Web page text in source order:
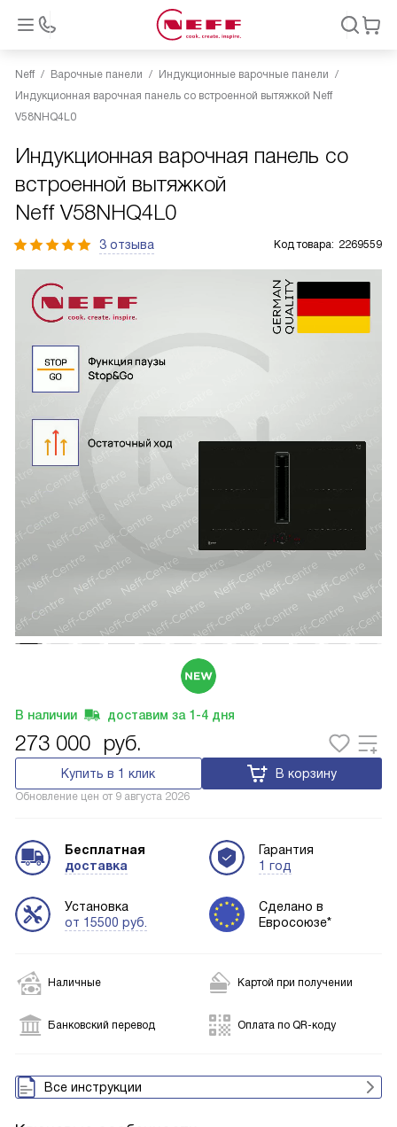
Neff Варочные панели
Индукционные варочные панели
Индукционная варочная панель со встроенной вытяжкой Neff
V58NHQ4L0
Индукционная варочная панель со
встроенной вытяжкой
Neff V58NHQ4L0
3 отзыва Код товара: 2269559
В наличии доставим за 1-4 дня
273 000 руб.
Купить в 1 клик В корзину
Обновление цен от 9 августа 2026
Бесплатная
доставка
Установка
от 15500 руб.
Гарантия
1 год
Сделано в
Евросоюзе*
Наличные Картой при получении
Банковский перевод Оплата по QR-коду
Все инструкции